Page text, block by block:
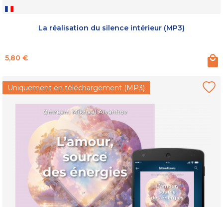
La réalisation du silence intérieur (MP3)
Prix
5,80 €
Uniquement en téléchargement (MP3)